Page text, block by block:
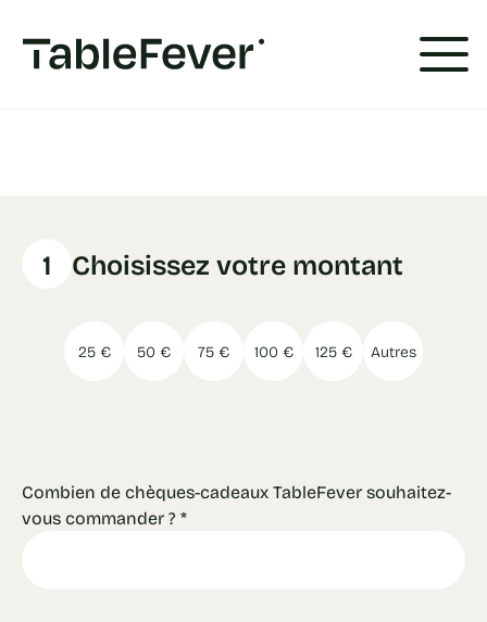
1 Choisissez votre montant
25 € 50 € 75 € 100 € 125 € Autres
Combien de chèques-cadeaux TableFever souhaitez-
vous commander ? *